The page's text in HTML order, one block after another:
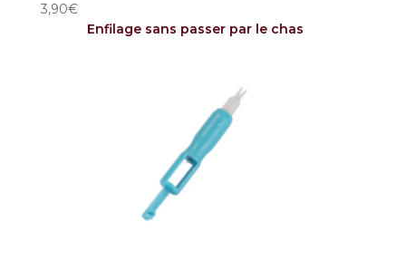
3,90€
Enfilage sans passer par le chas